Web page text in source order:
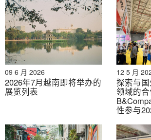
10月30日至11月1日 | 胡志明市 |
容展及越南韩妆博览会
11月1日至3日 | 河内 | PLASE
音响设备展
11 月 05-07 日 | 北宁 | VIMF
分会）
11 月 5 日至 7 日 |胡志明市 |
空调制冷展
09 6 月 2026
2026年7月越南即将举办的
展览列表
12 5 月
探索与
领域的
性参与
（第二